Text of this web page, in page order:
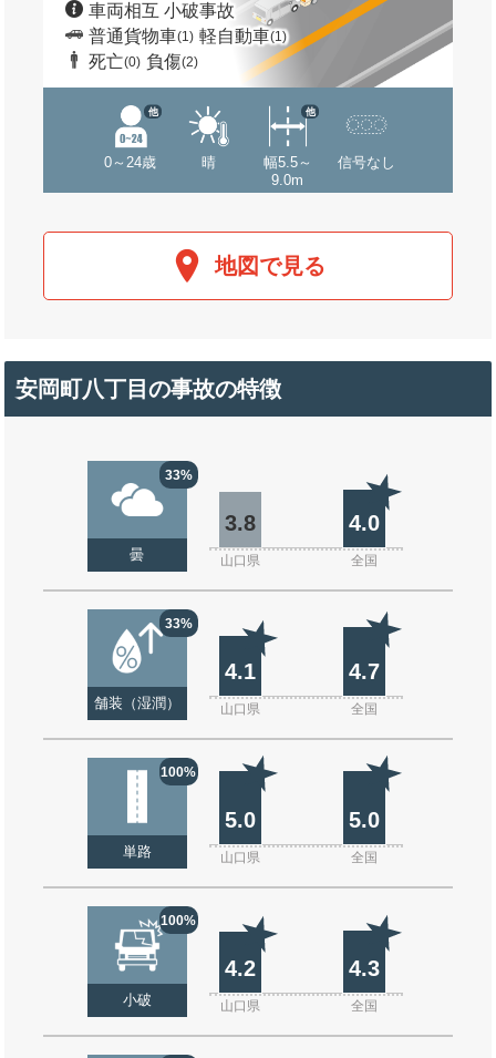
車両相互 小破事故
普通貨物車(1) 軽自動車(1)
死亡(0) 負傷(2)
0～24歳
他
晴
幅5.5～
9.0m
他
信号なし
地図で見る
安岡町八丁目の事故の特徴
33%
曇
3.8 4.0
山口県 全国
33%
舗装（湿潤）
4.1 4.7
山口県 全国
100%
単路
5.0 5.0
山口県 全国
100%
小破
4.2 4.3
山口県 全国